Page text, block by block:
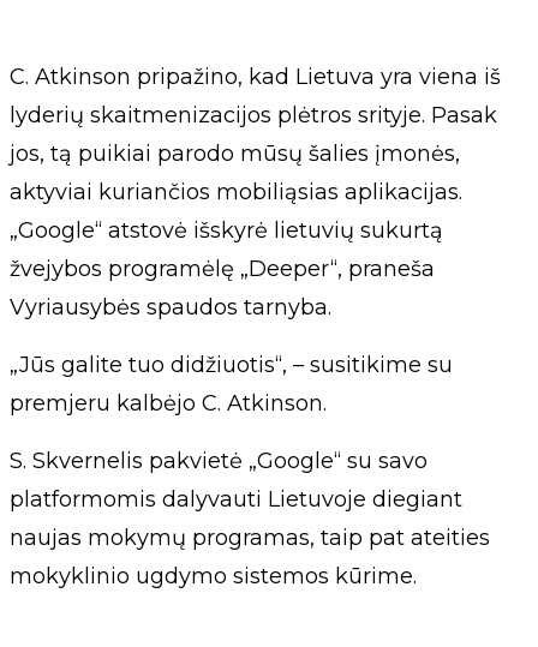
C. Atkinson pripažino, kad Lietuva yra viena iš
lyderių skaitmenizacijos plėtros srityje. Pasak
jos, tą puikiai parodo mūsų šalies įmonės,
aktyviai kuriančios mobiliąsias aplikacijas.
„Google“ atstovė išskyrė lietuvių sukurtą
žvejybos programėlę „Deeper“, praneša
Vyriausybės spaudos tarnyba.
„Jūs galite tuo didžiuotis“, – susitikime su
premjeru kalbėjo C. Atkinson.
S. Skvernelis pakvietė „Google“ su savo
platformomis dalyvauti Lietuvoje diegiant
naujas mokymų programas, taip pat ateities
mokyklinio ugdymo sistemos kūrime.